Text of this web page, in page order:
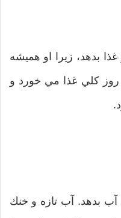
بدهد، زيرا او هميشه
كلي غذا مي خورد و
آب بدهد. آب تازه و خنك